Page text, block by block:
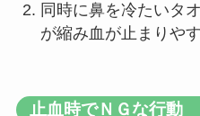
同時に鼻を冷たいタ
が縮み血が止まりや
止血時でＮＧな行動